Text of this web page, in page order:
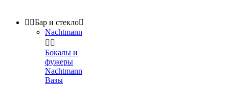
 Бар и стекло
Nachtmann
 
Бокалы и
фужеры
Nachtmann
Вазы